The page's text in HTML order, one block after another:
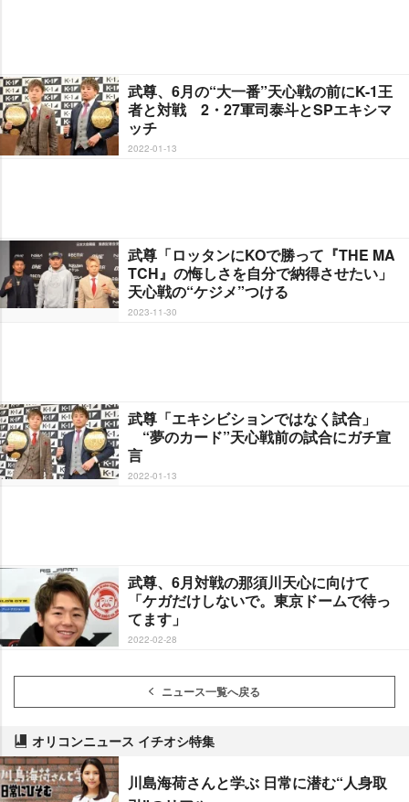
武尊、6月の“大一番”天心戦の前にK-1王
者と対戦 2・27軍司泰斗とSPエキシマ
ッチ
2022-01-13
武尊「ロッタンにKOで勝って『THE MA
TCH』の悔しさを自分で納得させたい」
天心戦の“ケジメ”つける
2023-11-30
武尊「エキシビションではなく試合」
“夢のカード”天心戦前の試合にガチ宣
言
2022-01-13
武尊、6月対戦の那須川天心に向けて
「ケガだけしないで。東京ドームで待っ
てます」
2022-02-28
ニュース一覧へ戻る
オリコンニュース イチオシ特集
川島海荷さんと学ぶ 日常に潜む“人身取